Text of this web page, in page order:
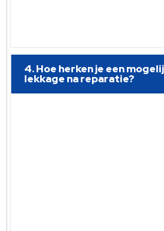
4. Hoe herken je een
lekkage na reparatie?